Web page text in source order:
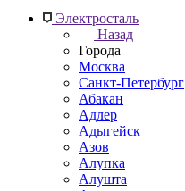
Электросталь
Назад
Города
Москва
Санкт-Петербург
Абакан
Адлер
Адыгейск
Азов
Алупка
Алушта